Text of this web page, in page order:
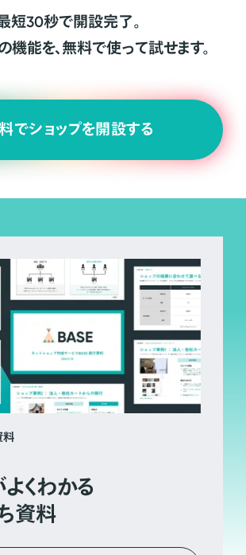
短30秒で開設完了。
機能を、無料で使って試せます。
でショップを開設する
料
くわかる
資料